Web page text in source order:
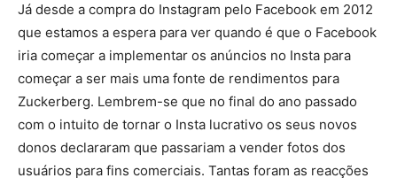
Já desde a compra do Instagram pelo Facebook em 2012
que estamos a espera para ver quando é que o Facebook
iria começar a implementar os anúncios no Insta para
começar a ser mais uma fonte de rendimentos para
Zuckerberg. Lembrem-se que no final do ano passado
com o intuito de tornar o Insta lucrativo os seus novos
donos declararam que passariam a vender fotos dos
usuários para fins comerciais. Tantas foram as reacções